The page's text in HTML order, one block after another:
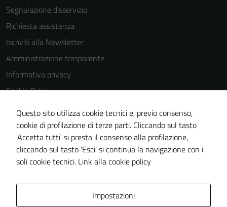
Segnalazione disservizio
Richiesta assistenza
Iscriviti alla Newsletter
Amministrazione trasparente
Informativa privacy
Cookie Policy
Media policy
Note legali
Dichiarazione di accessibilità
Piano di miglioramento del sito
Questo sito utilizza cookie tecnici e, previo consenso,
cookie di profilazione di terze parti. Cliccando sul tasto
'Accetta tutti' si presta il consenso alla profilazione,
cliccando sul tasto 'Esci' si continua la navigazione con i
soli cookie tecnici. Link alla cookie policy
Impostazioni